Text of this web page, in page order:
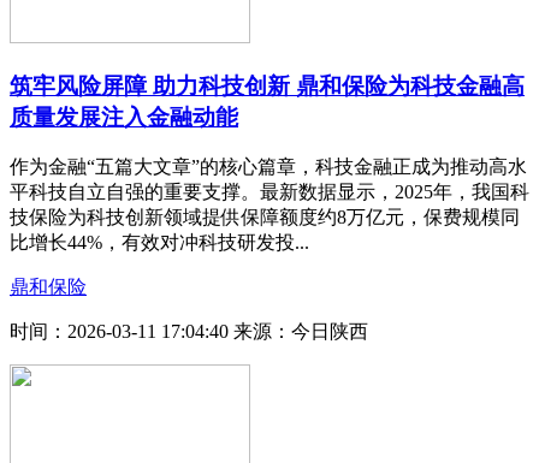
筑牢风险屏障 助力科技创新 鼎和保险为科技金融高
质量发展注入金融动能
作为金融“五篇大文章”的核心篇章，科技金融正成为推动高水
平科技自立自强的重要支撑。最新数据显示，2025年，我国科
技保险为科技创新领域提供保障额度约8万亿元，保费规模同
比增长44%，有效对冲科技研发投...
鼎和保险
时间：2026-03-11 17:04:40 来源：今日陕西